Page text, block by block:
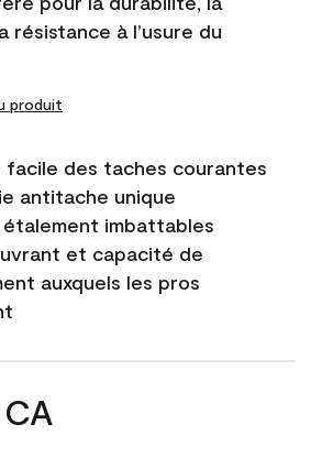
résistance à l’usure du
produit
facile des taches courantes
antitache unique
imbattables
et capacité de
auxquels les pros